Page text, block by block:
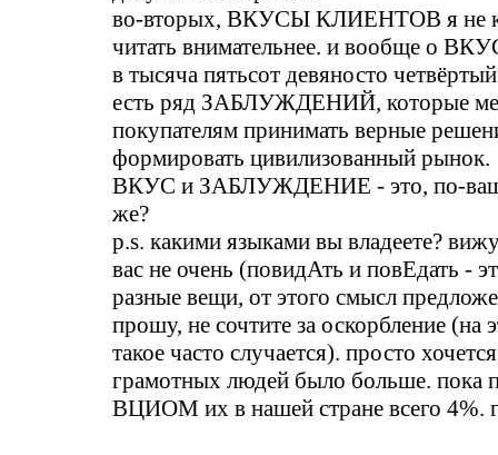
во-вторых, ВКУСЫ КЛИЕНТОВ я не
читать внимательнее. и вообще о
в тысяча пятьсот девяносто
есть ряд ЗАБЛУЖДЕНИЙ, которые
покупателям принимать верные
формировать цивилизованный рынок.
ВКУС и ЗАБЛУЖДЕНИЕ - это, по-
же?
p.s. какими языками вы владеете?
вас не очень (повидАть и повЕдать -
разные вещи, от этого смысл
прошу, не сочтите за оскорбление (на
такое часто случается). просто
грамотных людей было больше. пока
ВЦИОМ их в нашей стране всего 4%.